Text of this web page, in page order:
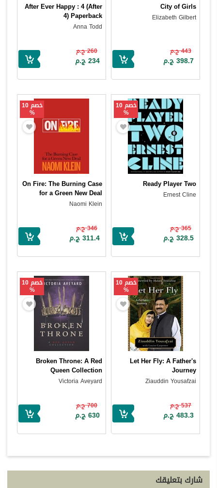
City of Girls
Elizabeth Gilbert
443 ج.م
398.7 ج.م
After Ever Happy : 4 (After
4) Paperback
Anna Todd
260 ج.م
234 ج.م
خصم 10
%
Ready Player Two
Ernest Cline
365 ج.م
328.5 ج.م
خصم 10
%
On Fire: The Burning Case
for a Green New Deal
Naomi Klein
346 ج.م
311.4 ج.م
خصم 10
%
Let Her Fly: A Father's
Journey
Ziauddin Yousafzai
537 ج.م
483.3 ج.م
خصم 10
%
Broken Throne: A Red
Queen Collection
Victoria Aveyard
700 ج.م
630 ج.م
شارك بتعليقك